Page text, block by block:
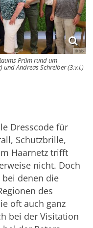
© sb
Prüm rund um
und Andreas Schreiber (3.v.l.)
Dresscode für
Schutzbrille,
Haarnetz trifft
nicht. Doch
denen die
des
oft auch ganz
bei der Visitation